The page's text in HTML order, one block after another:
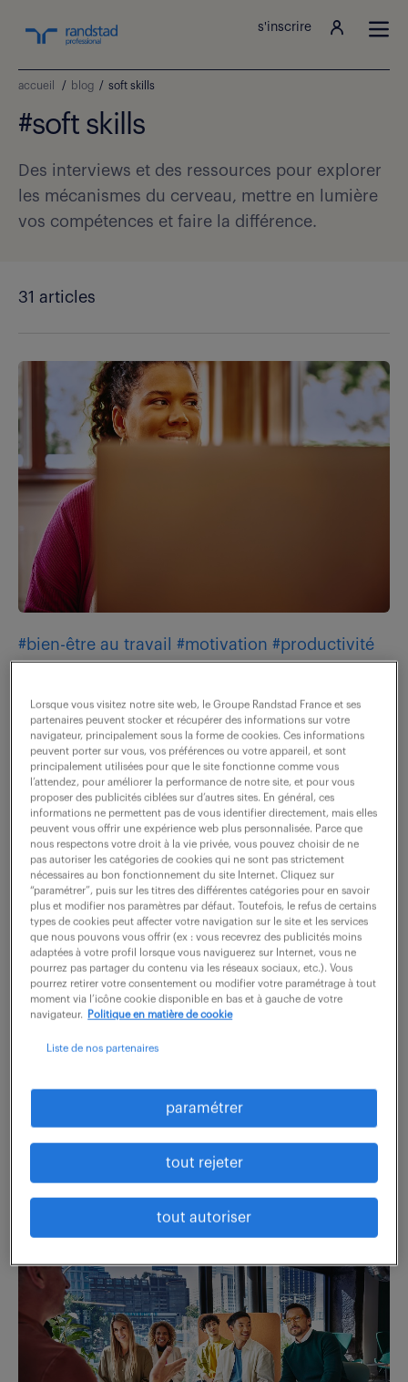
s'inscrire
accueil / blog / soft skills
#soft skills
Des interviews et des ressources pour explorer
les mécanismes du cerveau, mettre en lumière
vos compétences et faire la différence.
31 articles
#bien-être au travail #motivation #productivité
effort - par Lisa Delmoitiez.
27 août 2024
#bien-être au travail #vie au travail
l’été au bureau : 5 idées pour
18 juin 2024
Lorsque vous visitez notre site web, le Groupe Randstad France et ses
partenaires peuvent stocker et récupérer des informations sur votre
navigateur, principalement sous la forme de cookies. Ces informations
peuvent porter sur vous, vos préférences ou votre appareil, et sont
principalement utilisées pour que le site fonctionne comme vous
l’attendez, pour améliorer la performance de notre site, et pour vous
proposer des publicités ciblées sur d’autres sites. En général, ces
informations ne permettent pas de vous identifier directement, mais elles
peuvent vous offrir une expérience web plus personnalisée. Parce que
nous respectons votre droit à la vie privée, vous pouvez choisir de ne
pas autoriser les catégories de cookies qui ne sont pas strictement
nécessaires au bon fonctionnement du site Internet. Cliquez sur
“paramétrer”, puis sur les titres des différentes catégories pour en savoir
plus et modifier nos paramètres par défaut. Toutefois, le refus de certains
types de cookies peut affecter votre navigation sur le site et les services
que nous pouvons vous offrir (ex : vous recevrez des publicités moins
adaptées à votre profil lorsque vous naviguerez sur Internet, vous ne
pourrez pas partager du contenu via les réseaux sociaux, etc.). Vous
pourrez retirer votre consentement ou modifier votre paramétrage à tout
moment via l’icône cookie disponible en bas et à gauche de votre
navigateur.
Politique en matière de cookie
Liste de nos partenaires
paramétrer
tout rejeter
tout autoriser